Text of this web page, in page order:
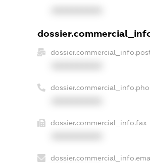
dossier.commercial_info.fax